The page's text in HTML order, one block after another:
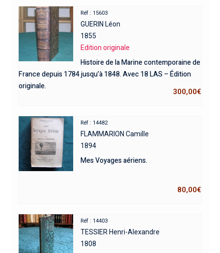
Réf : 15603
GUERIN Léon
1855
Edition originale
Histoire de la Marine contemporaine de
France depuis 1784 jusqu’à 1848. Avec 18 LAS – Édition
originale.
300,00€
Réf : 14482
FLAMMARION Camille
1894
Mes Voyages aériens.
80,00€
Réf : 14403
TESSIER Henri-Alexandre
1808